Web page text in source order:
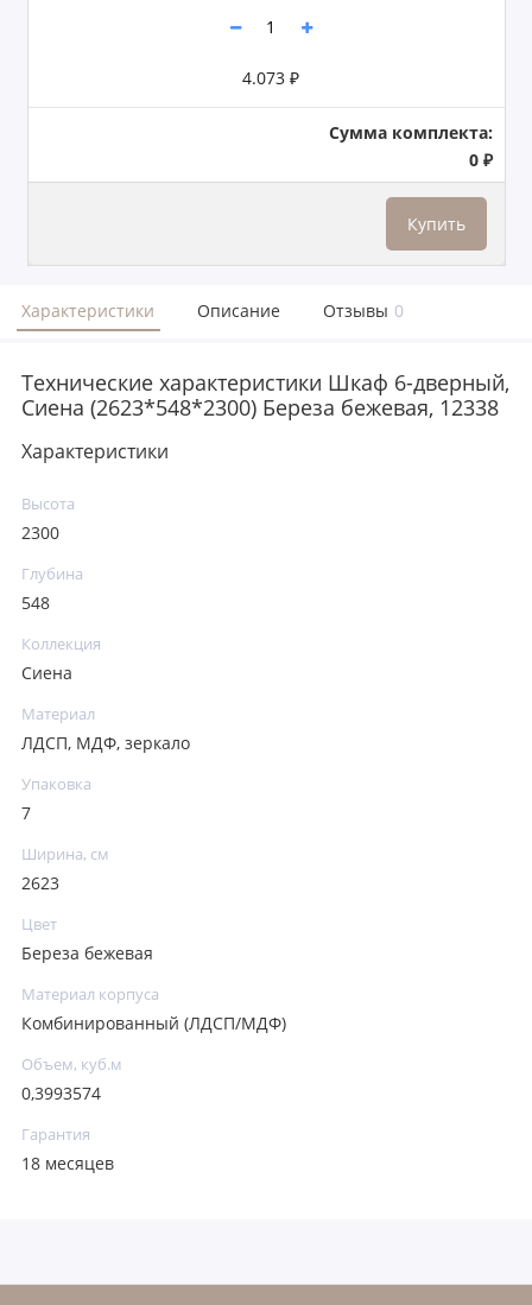
4.073 ₽
Сумма комплекта:
0 ₽
Купить
Характеристики Описание Отзывы 0
Технические характеристики Шкаф 6-дверный,
Сиена (2623*548*2300) Береза бежевая, 12338
Характеристики
Высота
2300
Глубина
548
Коллекция
Сиена
Материал
ЛДСП, МДФ, зеркало
Упаковка
7
Ширина, см
2623
Цвет
Береза бежевая
Материал корпуса
Комбинированный (ЛДСП/МДФ)
Объем, куб.м
0,3993574
Гарантия
18 месяцев